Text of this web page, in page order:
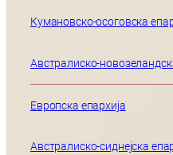
Кумановско-осоговска
Австралиско-
Европска епархија
Австралиско-сиднејска